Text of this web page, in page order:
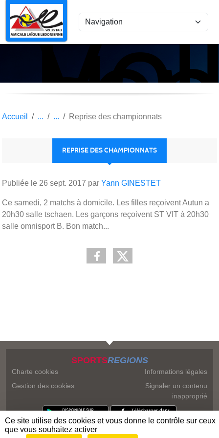
le
Accueil Reprise des championnats
REPRISE DES CHAMPIONNATS
Publiée le 26 sept. 2017 par Yann GINESTET
Ce samedi, 2 matchs à domicile. Les filles reçoivent Autun a
20h30 salle tschaen. Les garçons reçoivent ST VIT à 20h30
salle omnisport B. Bon match...
SPORTSREGIONS
Charte cookies
Gestion des cookies
Informations légales
Signaler un contenu
inapproprié
Panneau de gestion des cookies
Ce site utilise des cookies et vous donne le contrôle sur ceux
que vous souhaitez activer